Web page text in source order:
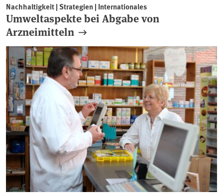
Nachhaltigkeit | Strategien | Internationales
Umweltaspekte bei Abgabe von
Arzneimitteln